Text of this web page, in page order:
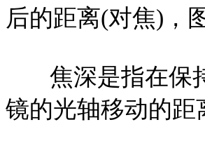
后的距离(对焦)，
焦深是指在保
镜的光轴移动的距